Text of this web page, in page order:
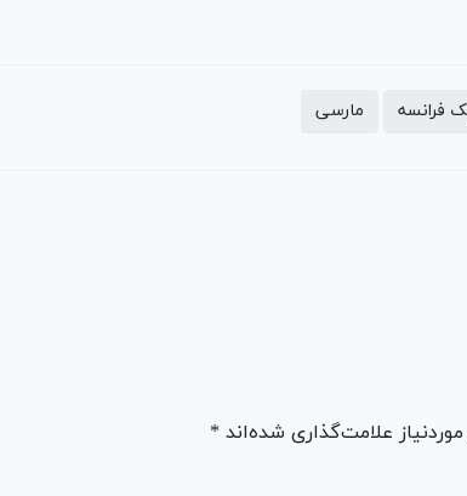
فرانسه مارسی
علامت‌گذاری شده‌اند *